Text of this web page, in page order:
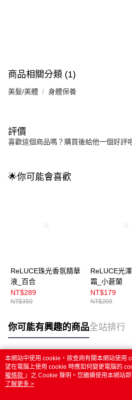
商品相關分類 (1)
美髮/美體 身體保養
評價
喜歡這個商品嗎？購買後給他一個好評
🌟你可能會喜歡
ReLUCE珠光香氛精華
液_百合
NT$289
NT$350
ReLUCE光
霜_小蒼蘭
NT$179
NT$209
你可能有興趣的商品全站排行
熱門標籤
本網站中使用 cookie，欲查詢有關本網站使用
望在電腦上使用 cookie 時應如何變更電腦的
權條款 」之 Cookie 聲明。您繼續使用本網站
用條款之 Cookie 聲明使用 cookie。
了解更多 >